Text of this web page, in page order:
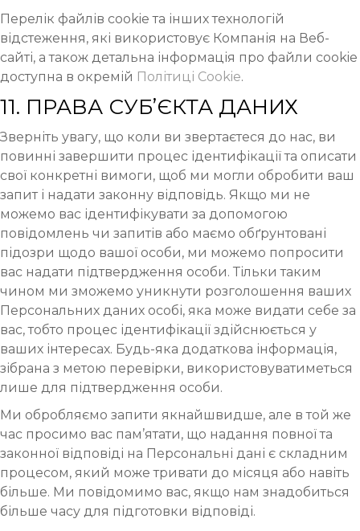
Перелік файлів cookie та інших технологій
відстеження, які використовує Компанія на Веб-
сайті, а також детальна інформація про файли cookie
доступна в окремій Політиці Cookie.
11. ПРАВА СУБ’ЄКТА ДАНИХ
Зверніть увагу, що коли ви звертаєтеся до нас, ви
повинні завершити процес ідентифікації та описати
свої конкретні вимоги, щоб ми могли обробити ваш
запит і надати законну відповідь. Якщо ми не
можемо вас ідентифікувати за допомогою
повідомлень чи запитів або маємо обґрунтовані
підозри щодо вашої особи, ми можемо попросити
вас надати підтвердження особи. Тільки таким
чином ми зможемо уникнути розголошення ваших
Персональних даних особі, яка може видати себе за
вас, тобто процес ідентифікації здійснюється у
ваших інтересах. Будь-яка додаткова інформація,
зібрана з метою перевірки, використовуватиметься
лише для підтвердження особи.
Ми обробляємо запити якнайшвидше, але в той же
час просимо вас пам’ятати, що надання повної та
законної відповіді на Персональні дані є складним
процесом, який може тривати до місяця або навіть
більше. Ми повідомимо вас, якщо нам знадобиться
більше часу для підготовки відповіді.